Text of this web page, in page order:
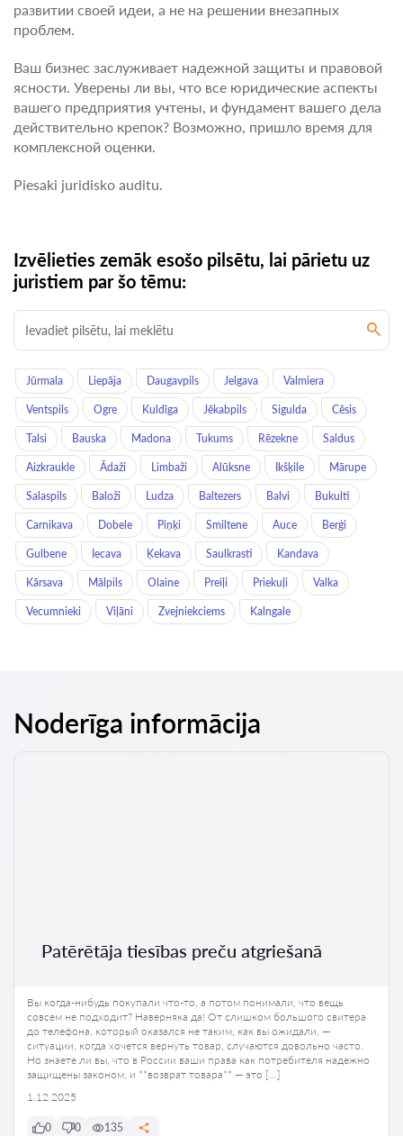
развитии своей идеи, а не на решении внезапных
проблем.
Ваш бизнес заслуживает надежной защиты и правовой
ясности. Уверены ли вы, что все юридические аспекты
вашего предприятия учтены, и фундамент вашего дела
действительно крепок? Возможно, пришло время для
комплексной оценки.
Piesaki juridisko auditu.
Izvēlieties zemāk esošo pilsētu, lai pārietu uz
juristiem par šo tēmu:
Jūrmala Liepāja Daugavpils Jelgava Valmiera
Ventspils Ogre Kuldīga Jēkabpils Sigulda Cēsis
Talsi Bauska Madona Tukums Rēzekne Saldus
Aizkraukle Ādaži Limbaži Alūksne Ikšķile Mārupe
Salaspils Baloži Ludza Baltezers Balvi Bukulti
Carnikava Dobele Piņķi Smiltene Auce Berģi
Gulbene Iecava Ķekava Saulkrasti Kandava
Kārsava Mālpils Olaine Preiļi Priekuļi Valka
Vecumnieki Viļāni Zvejniekciems Kalngale
Noderīga informācija
Patērētāja tiesības preču atgriešanā
Вы когда-нибудь покупали что-то, а потом понимали, что вещь
совсем не подходит? Наверняка да! От слишком большого свитера
до телефона, который оказался не таким, как вы ожидали, —
ситуации, когда хочется вернуть товар, случаются довольно часто.
Но знаете ли вы, что в России ваши права как потребителя надежно
защищены законом, и **возврат товара** — это […]
1.12.2025
0 0 135